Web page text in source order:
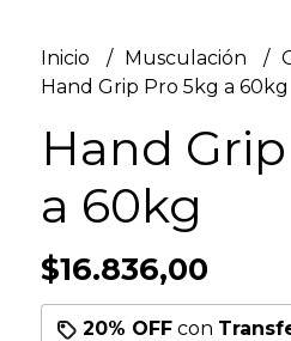
Inicio Musculación
Hand Grip Pro 5kg a 60kg
Hand
a 60kg
$16.836,00
20% OFFcon